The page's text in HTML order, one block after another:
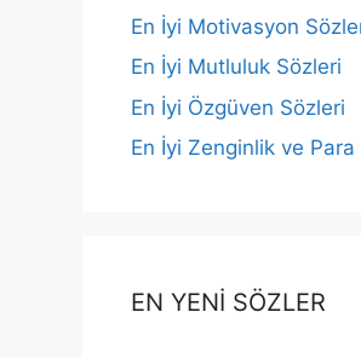
En İyi Motivasyon
En İyi Mutluluk Sözleri
En İyi Özgüven Sözleri
En İyi Zenginlik ve Para
EN YENİ SÖZLER